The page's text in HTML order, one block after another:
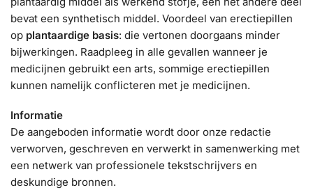
bevat een synthetisch middel. Voordeel van erectiepillen
op plantaardige basis: die vertonen doorgaans minder
bijwerkingen. Raadpleeg in alle gevallen wanneer je
medicijnen gebruikt een arts, sommige erectiepillen
kunnen namelijk conflicteren met je medicijnen.
Informatie
De aangeboden informatie wordt door onze redactie
verworven, geschreven en verwerkt in samenwerking met
een netwerk van professionele tekstschrijvers en
deskundige bronnen.